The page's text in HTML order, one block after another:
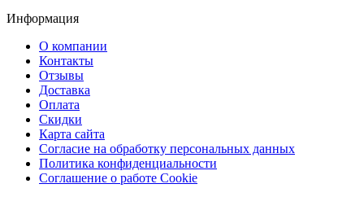
Информация
О компании
Контакты
Отзывы
Доставка
Оплата
Скидки
Карта сайта
Согласие на обработку персональных данных
Политика конфиденциальности
Соглашение о работе Cookie